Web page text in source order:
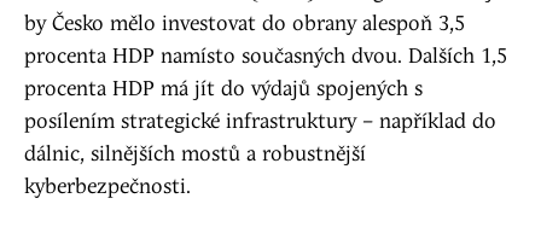
by Česko mělo investovat do obrany alespoň 3,5
procenta HDP namísto současných dvou. Dalších 1,5
procenta HDP má jít do výdajů spojených s
posílením strategické infrastruktury – například do
dálnic, silnějších mostů a robustnější
kyberbezpečnosti.